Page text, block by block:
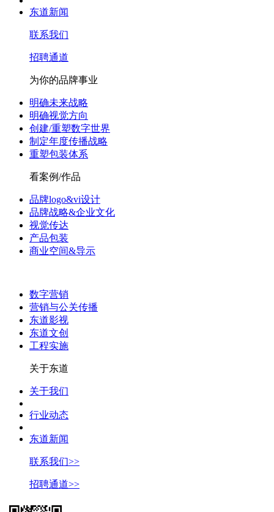
东道新闻
联系我们
招聘通道
为你的品牌事业
明确未来战略
明确视觉方向
创建/重塑数字世界
制定年度传播战略
重塑包装体系
看案例/作品
品牌logo&vi设计
品牌战略&企业文化
视觉传达
产品包装
商业空间&导示
数字营销
营销与公关传播
东道影视
东道文创
工程实施
关于东道
关于我们
行业动态
东道新闻
联系我们>>
招聘通道>>